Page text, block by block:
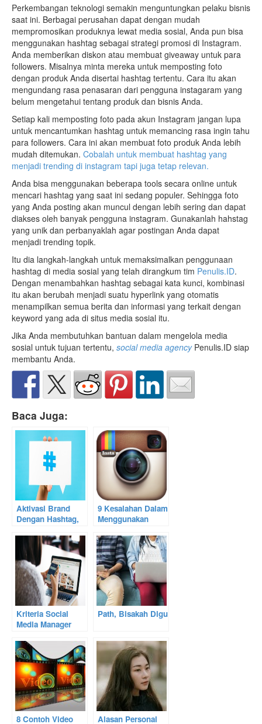
Perkembangan teknologi semakin menguntungkan pelaku bisnis
saat ini. Berbagai perusahan dapat dengan mudah
mempromosikan produknya lewat media sosial, Anda pun bisa
menggunakan hashtag sebagai strategi promosi di Instagram.
Anda memberikan diskon atau membuat giveaway untuk para
followers. Misalnya minta mereka untuk memposting foto
dengan produk Anda disertai hashtag tertentu. Cara itu akan
mengundang rasa penasaran dari pengguna instagaram yang
belum mengetahui tentang produk dan bisnis Anda.
Setiap kali memposting foto pada akun Instagram jangan lupa
untuk mencantumkan hashtag untuk memancing rasa ingin tahu
para followers. Cara ini akan membuat foto produk Anda lebih
mudah ditemukan. Cobalah untuk membuat hashtag yang
menjadi trending di instagram tapi juga tetap relevan.
Anda bisa menggunakan beberapa tools secara online untuk
mencari hashtag yang saat ini sedang populer. Sehingga foto
yang Anda posting akan muncul dengan lebih sering dan dapat
diakses oleh banyak pengguna instagram. Gunakanlah hahstag
yang unik dan perbanyaklah agar postingan Anda dapat
menjadi trending topik.
Itu dia langkah-langkah untuk memaksimalkan penggunaan
hashtag di media sosial yang telah dirangkum tim Penulis.ID.
Dengan menambahkan hashtag sebagai kata kunci, kombinasi
itu akan berubah menjadi suatu hyperlink yang otomatis
menampilkan semua berita dan informasi yang terkait dengan
keyword yang ada di situs media sosial itu.
Jika Anda membutuhkan bantuan dalam mengelola media
sosial untuk tujuan tertentu, social media agencyPenulis.ID siap
membantu Anda.
Baca Juga:
Aktivasi Brand
Dengan Hashtag,
Ketinggalan!
9 Kesalahan Dalam
Menggunakan
Alat Marketing
Kriteria Social
Media Manager
Path, Bisakah Digunakan Oleh Brand?
8 Contoh Video
Alasan Personal